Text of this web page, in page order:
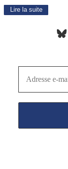
Lire la suite
Bluesky